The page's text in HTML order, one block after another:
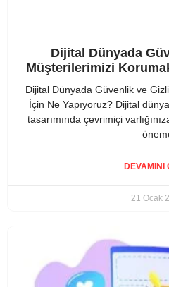
Dijital Dünyada
Müşterilerimizi
Dijital Dünyada Güvenlik ve
İçin Ne Yapıyoruz? Dijital
tasarımında çevrimiçi
DEVAMINI
21 Ocak